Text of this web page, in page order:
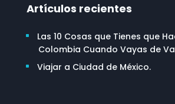
Artículos recientes
Las 10 Cosas que Tienes que
Colombia Cuando Vayas de
Viajar a Ciudad de México.